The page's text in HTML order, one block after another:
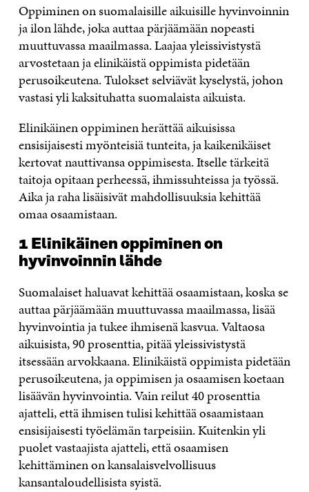
Oppiminen on suomalaisille aikuisille hyvinvoinnin
ja ilon lähde, joka auttaa pärjäämään nopeasti
muuttuvassa maailmassa. Laajaa yleissivistystä
arvostetaan ja elinikäistä oppimista pidetään
perusoikeutena. Tulokset selviävät kyselystä, johon
vastasi yli kaksituhatta suomalaista aikuista.
Elinikäinen oppiminen herättää aikuisissa
ensisijaisesti myönteisiä tunteita, ja kaikenikäiset
kertovat nauttivansa oppimisesta. Itselle tärkeitä
taitoja opitaan perheessä, ihmissuhteissa ja työssä.
Aika ja raha lisäisivät mahdollisuuksia kehittää
omaa osaamistaan.
1 Elinikäinen oppiminen on
hyvinvoinnin lähde
Suomalaiset haluavat kehittää osaamistaan, koska se
auttaa pärjäämään muuttuvassa maailmassa, lisää
hyvinvointia ja tukee ihmisenä kasvua. Valtaosa
aikuisista, 90 prosenttia, pitää yleissivistystä
itsessään arvokkaana. Elinikäistä oppimista pidetään
perusoikeutena, ja oppimisen ja osaamisen koetaan
lisäävän hyvinvointia. Vain reilut 40 prosenttia
ajatteli, että ihmisen tulisi kehittää osaamistaan
ensisijaisesti työelämän tarpeisiin. Kuitenkin yli
puolet vastaajista ajatteli, että osaamisen
kehittäminen on kansalaisvelvollisuus
kansantaloudellisista syistä.